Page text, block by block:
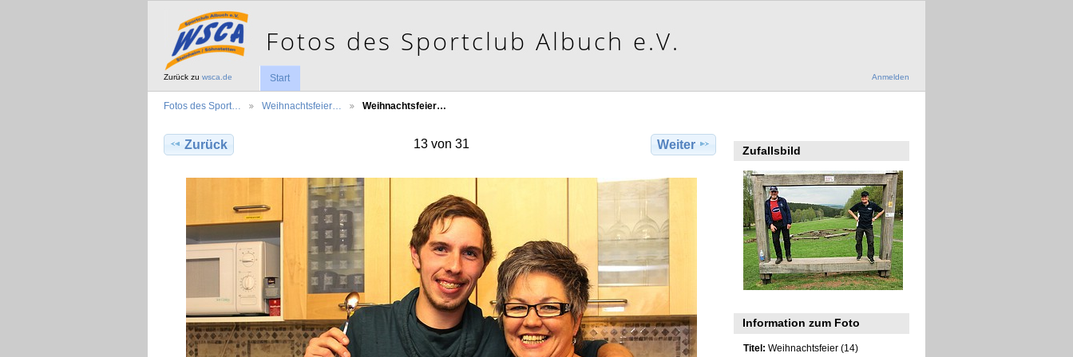
Zurück zu wsca.de Anmelden
Start
Fotos des Sport… Weihnachtsfeier… Weihnachtsfeier…
Zurück 13 von 31 Weiter Zufallsbild
Information zum Foto
Titel: Weihnachtsfeier (14)